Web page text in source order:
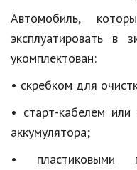
Автомобиль,
эксплуатировать в
укомплектован:
• скребком для
• старт-кабелем
аккумулятора;
• пластиковыми